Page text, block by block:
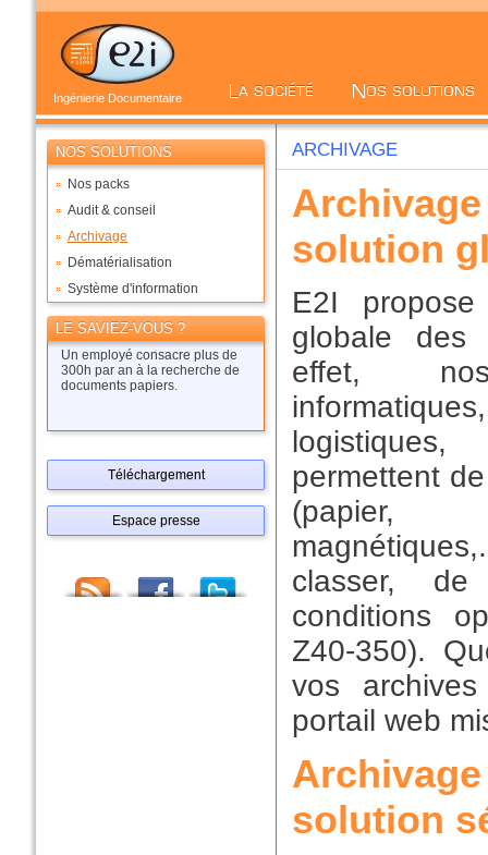
Ingénierie Documentaire
NOS SOLUTIONS
Nos packs
Audit & conseil
Archivage
Dématérialisation
Système d'information
LE SAVIEZ-VOUS ?
Un employé consacre plus de
300h par an à la recherche de
documents papiers.
Téléchargement
Espace presse
ARCHIVAGE
solution
E2I
globale des
effet,
permettent
(papier,
classer,
conditions
Z40-350).
vos
portail web
solution